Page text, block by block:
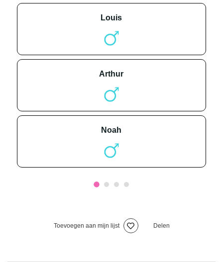
louis
arthur
noah
Toevoegen aan mijn lijst Delen